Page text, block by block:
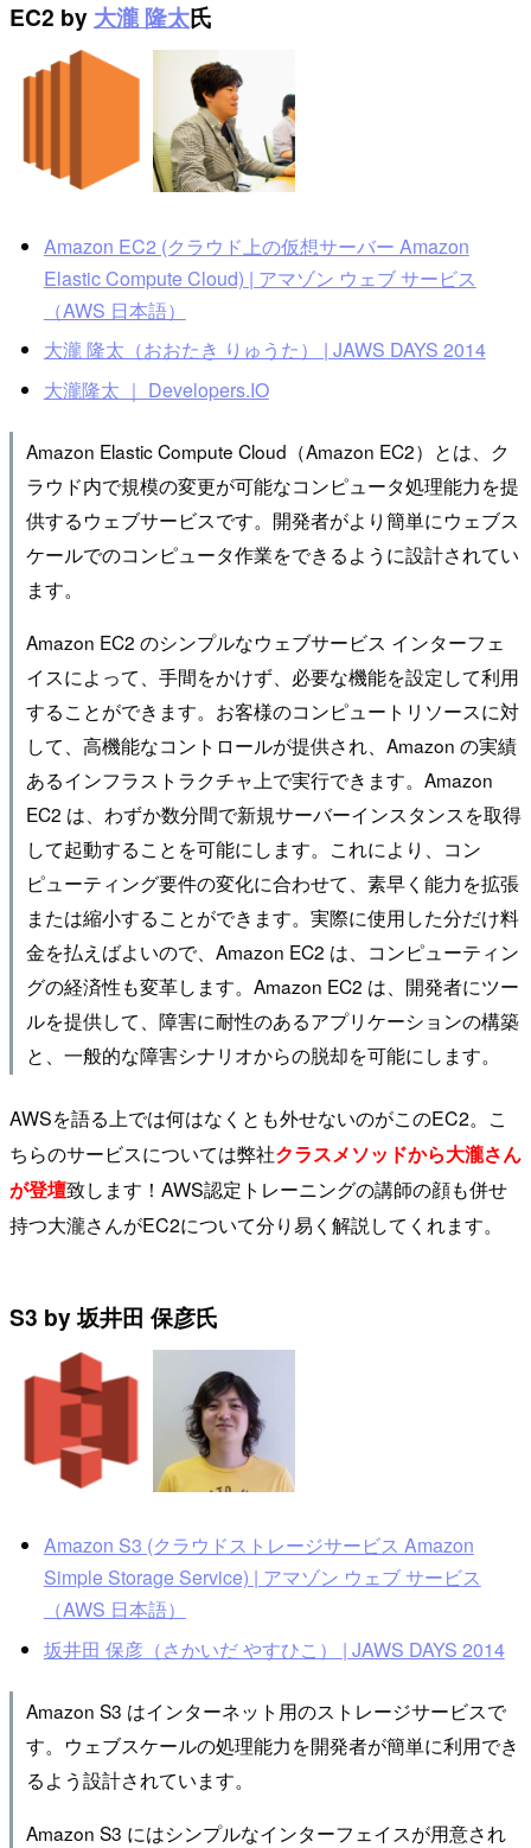
EC2 by 大瀧 隆太氏
Amazon EC2 (クラウド上の仮想サーバー Amazon
Elastic Compute Cloud) | アマゾン ウェブ サービス
（AWS 日本語）
大瀧 隆太（おおたき りゅうた） | JAWS DAYS 2014
大瀧隆太 ｜ Developers.IO
Amazon Elastic Compute Cloud（Amazon EC2）とは、ク
ラウド内で規模の変更が可能なコンピュータ処理能力を提
供するウェブサービスです。開発者がより簡単にウェブス
ケールでのコンピュータ作業をできるように設計されてい
ます。
Amazon EC2 のシンプルなウェブサービス インターフェ
イスによって、手間をかけず、必要な機能を設定して利用
することができます。お客様のコンピュートリソースに対
して、高機能なコントロールが提供され、Amazon の実績
あるインフラストラクチャ上で実行できます。Amazon
EC2 は、わずか数分間で新規サーバーインスタンスを取得
して起動することを可能にします。これにより、コン
ピューティング要件の変化に合わせて、素早く能力を拡張
または縮小することができます。実際に使用した分だけ料
金を払えばよいので、Amazon EC2 は、コンピューティン
グの経済性も変革します。Amazon EC2 は、開発者にツー
ルを提供して、障害に耐性のあるアプリケーションの構築
と、一般的な障害シナリオからの脱却を可能にします。
AWSを語る上では何はなくとも外せないのがこのEC2。こ
ちらのサービスについては弊社クラスメソッドから大瀧さん
が登壇致します！AWS認定トレーニングの講師の顔も併せ
持つ大瀧さんがEC2について分り易く解説してくれます。
S3 by 坂井田 保彦氏
Amazon S3 (クラウドストレージサービス Amazon
Simple Storage Service) | アマゾン ウェブ サービス
（AWS 日本語）
坂井田 保彦（さかいだ やすひこ） | JAWS DAYS 2014
Amazon S3 はインターネット用のストレージサービスで
す。ウェブスケールの処理能力を開発者が簡単に利用でき
るよう設計されています。
Amazon S3 にはシンプルなインターフェイスが用意され